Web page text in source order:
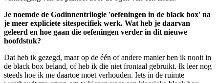
Je noemde de Godinnentrilogie 'oefeningen in de black box' na
je meer expliciete sitespecifiek werk. Wat heb je daarvan
geleerd en hoe gaan die oefeningen verder in dit nieuwe
hoofdstuk?
Dat heb ik gezegd, maar op de één of andere manier ben ik nooit in
de black box beland, of heb ik die niet frontaal gebruikt. Ik leer nog
steeds hoe ik me daartoe moet verhouden. Iets in de ruimte